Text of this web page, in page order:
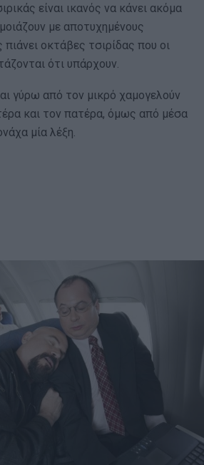
είναι ικανός να κάνει ακόμα
με αποτυχημένους
οκτάβες τσιρίδας που οι
ότι υπάρχουν.
γύρω από τον μικρό χαμογελούν
και τον πατέρα, όμως από μέσα
μία λέξη.